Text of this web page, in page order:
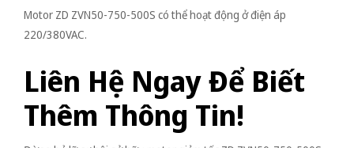
Motor ZD ZVN50-750-500S có thể hoạt động ở điện áp
220/380VAC.
Liên Hệ Ngay Để Biết
Thêm Thông Tin!